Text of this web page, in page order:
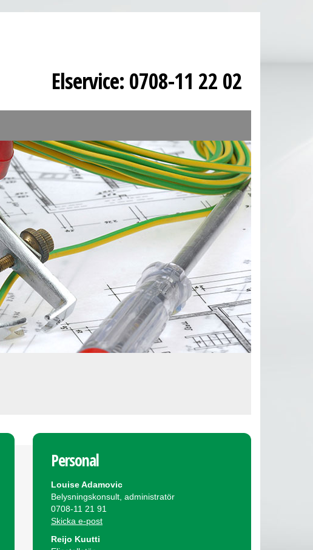
Elservice: 0708-11 22 02
Personal
Louise Adamovic
Belysningskonsult, administratör
0708-11 21 91
Skicka e-post
Reijo Kuutti